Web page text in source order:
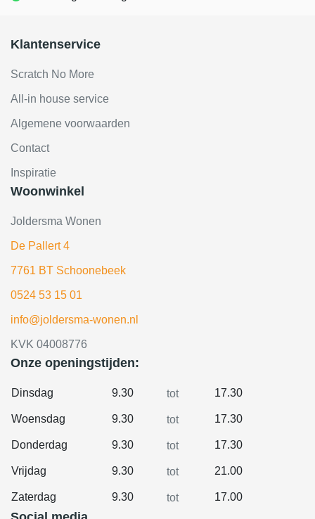
Klantenservice
Scratch No More
All-in house service
Algemene voorwaarden
Contact
Inspiratie
Woonwinkel
Joldersma Wonen
De Pallert 4
7761 BT Schoonebeek
0524 53 15 01
info@joldersma-wonen.nl
KVK 04008776
Onze openingstijden:
Dinsdag 9.30 tot 17.30
Woensdag 9.30 tot 17.30
Donderdag 9.30 tot 17.30
Vrijdag 9.30 tot 21.00
Zaterdag 9.30 tot 17.00